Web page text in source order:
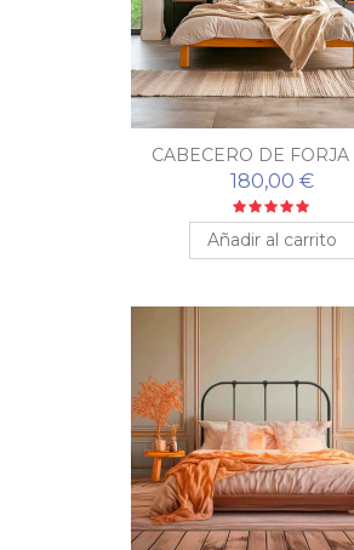
CABECERO DE FORJA
180,00 €
Añadir al carrito